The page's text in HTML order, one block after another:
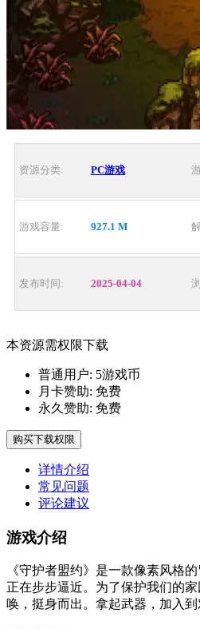
资源分类: PC游戏
游戏容量: 927.1 M
发布时间: 2025-04-04
本资源需权限下载
普通用户: 5游戏币
月卡赞助: 免费
永久赞助: 免费
购买下载权限
详情介绍
常见问题
评论建议
游戏介绍
《守护者盟约》是一款像素风格
正在步步逼近。为了保护我们的
唤，挺身而出。拿起武器，加入到